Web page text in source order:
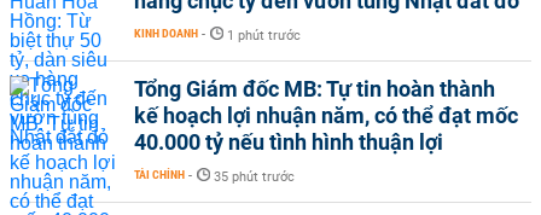
KINH DOANH - 1 phút trước
Tổng Giám đốc MB: Tự tin hoàn thành
kế hoạch lợi nhuận năm, có thể đạt mốc
40.000 tỷ nếu tình hình thuận lợi
TÀI CHÍNH - 35 phút trước